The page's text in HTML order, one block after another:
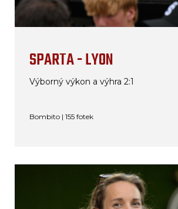
SPARTA - LYON
Výborný výkon a výhra 2:1
Bombito | 155 fotek